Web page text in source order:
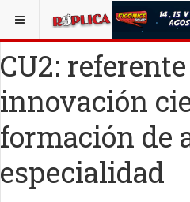
ESTÁ AQUÍ: ARTE
CU2:
innovación
formación de
especialidad